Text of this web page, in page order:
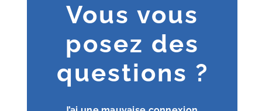
Vous vous
posez des
questions ?